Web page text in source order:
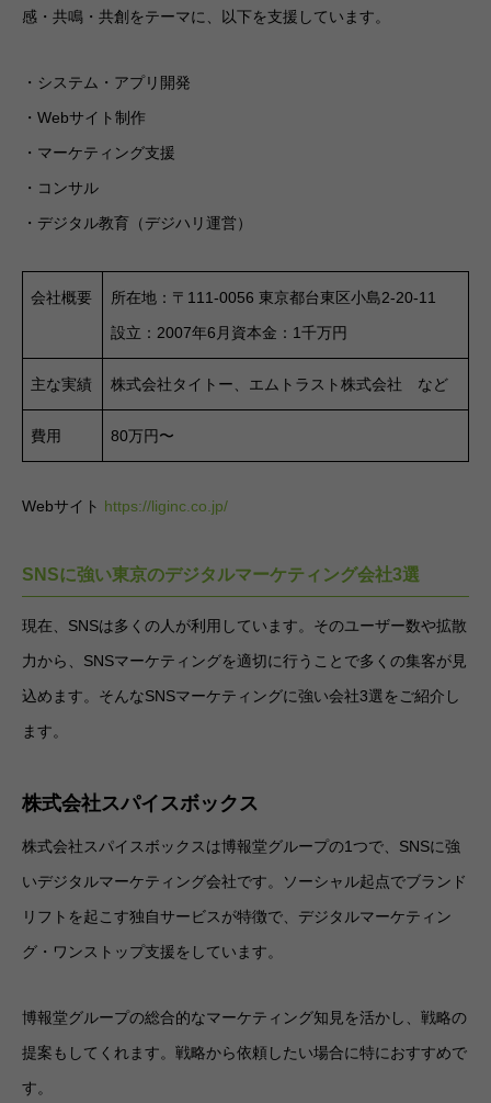
感・共鳴・共創をテーマに、以下を支援しています。
・システム・アプリ開発
・Webサイト制作
・マーケティング支援
・コンサル
・デジタル教育（デジハリ運営）
会社概要
所在地：〒111-0056 東京都台東区小島2-20-11
設立：2007年6月資本金：1千万円
主な実績 株式会社タイトー、エムトラスト株式会社 など
費用 80万円〜
Webサイト https://liginc.co.jp/
SNSに強い東京のデジタルマーケティング会社3選
現在、SNSは多くの人が利用しています。そのユーザー数や拡散
力から、SNSマーケティングを適切に行うことで多くの集客が見
込めます。そんなSNSマーケティングに強い会社3選をご紹介し
ます。
株式会社スパイスボックス
株式会社スパイスボックスは博報堂グループの1つで、SNSに強
いデジタルマーケティング会社です。ソーシャル起点でブランド
リフトを起こす独自サービスが特徴で、デジタルマーケティン
グ・ワンストップ支援をしています。
博報堂グループの総合的なマーケティング知見を活かし、戦略の
提案もしてくれます。戦略から依頼したい場合に特におすすめで
す。